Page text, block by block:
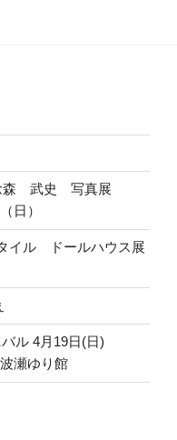
森 武史 写真展
日）
イル ドールハウス展
ル 4月19日(日)
瀬ゆり館